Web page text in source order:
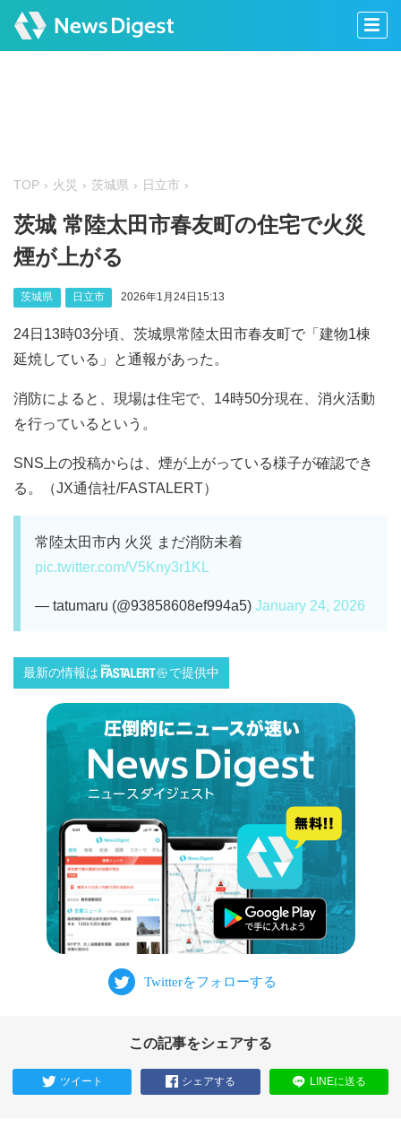
TOP 火災 茨城県 日立市
茨城 常陸太田市春友町の住宅で火災
煙が上がる
茨城県 日立市 2026年1月24日15:13
24日13時03分頃、茨城県常陸太田市春友町で「建物1棟
延焼している」と通報があった。
消防によると、現場は住宅で、14時50分現在、消火活動
を行っているという。
SNS上の投稿からは、煙が上がっている様子が確認でき
る。（JX通信社/FASTALERT）
常陸太田市内 火災 まだ消防未着
pic.twitter.com/V5Kny3r1KL
— tatumaru (@93858608ef994a5) January 24, 2026
最新の情報は で提供中
この記事をシェアする
ツイート シェアする LINEに送る